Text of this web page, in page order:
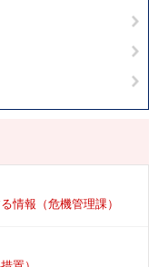
情報（危機管理課）